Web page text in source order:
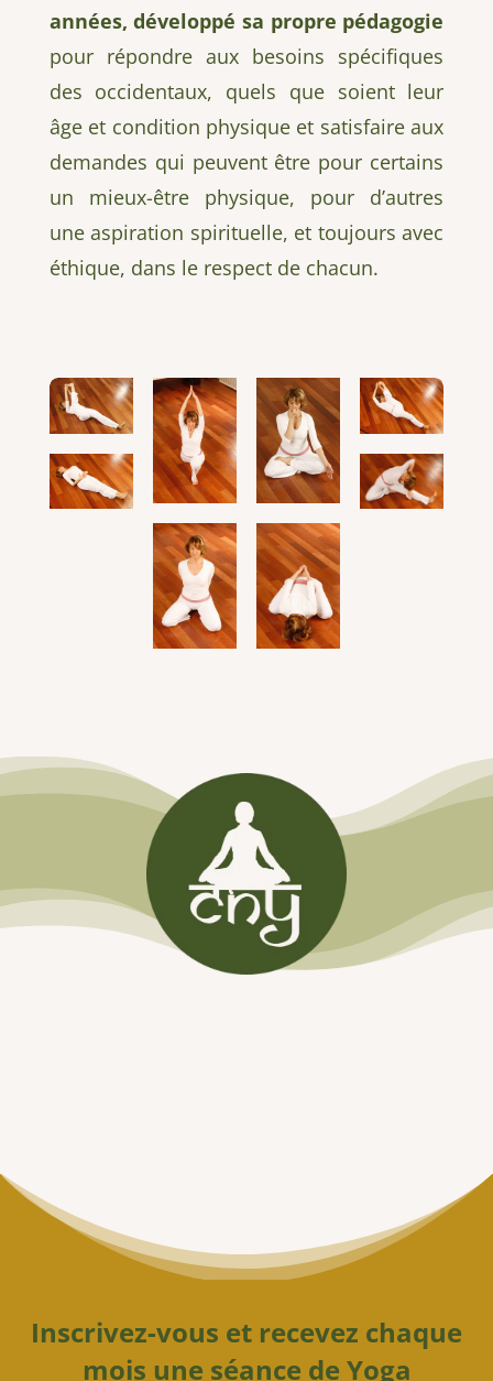
années, développé sa propre pédagogie
pour répondre aux besoins spécifiques
des occidentaux, quels que soient leur
âge et condition physique et satisfaire aux
demandes qui peuvent être pour certains
un mieux-être physique, pour d’autres
une aspiration spirituelle, et toujours avec
éthique, dans le respect de chacun.
Inscrivez-vous et recevez chaque
mois une séance de Yoga